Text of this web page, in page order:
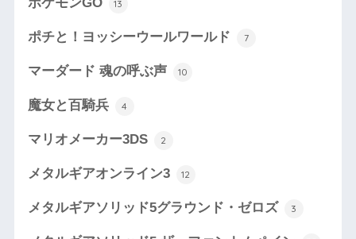
ポケモンGO 13
ポチと！ヨッシーウールワールド 7
マーダード 魂の呼ぶ声 10
魔女と百騎兵 4
マリオメーカー3DS 2
メタルギアオンライン3 12
メタルギアソリッド5グラウンド・ゼロズ 3